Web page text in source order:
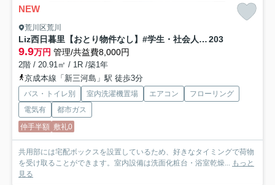
NEW
荒川区荒川
Liz西日暮里【おとり物件なし】#学生・社会人にオススメ！初期費用分割払いOK！ 203
9.9万円 管理/共益費8,000円
2階 / 20.91㎡ / 1R /築1年
京成本線「新三河島」駅 徒歩3分
バス・トイレ別 室内洗濯機置場 エアコン
フローリング
電気有
都市ガス
仲手半額 敷礼0
共用部には宅配ボックスを設置しているため、好きなタイミングで荷物
を受け取ることができます。室内設備は洗面化粧台・浴室乾燥... もっと
見る